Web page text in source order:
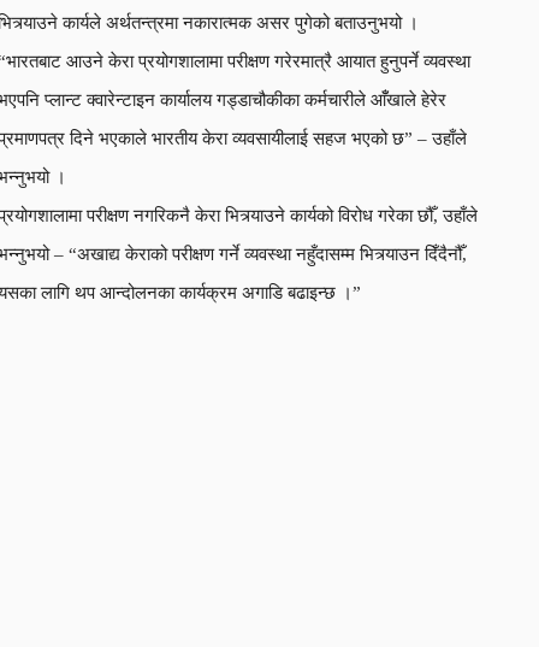
कार्यले अर्थतन्त्रमा नकारात्मक असर पुगेको बताउनुभयो ।
आउने केरा प्रयोगशालामा परीक्षण गरेरमात्रै आयात हुनुपर्ने व्यवस्था
प्लान्ट क्वारेन्टाइन कार्यालय गड्डाचौकीका कर्मचारीले आँँखाले हेरेर
दिने भएकाले भारतीय केरा व्यवसायीलाई सहज भएको छ” – उहाँले
।
परीक्षण नगरिकनै केरा भित्र्याउने कार्यको विरोध गरेका छौँ, उहाँले
– “अखाद्य केराको परीक्षण गर्ने व्यवस्था नहुँदासम्म भित्र्याउन दिँदैनौँ,
लागि थप आन्दोलनका कार्यक्रम अगाडि बढाइन्छ ।”